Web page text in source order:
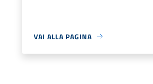
VAI ALLA PAGINA